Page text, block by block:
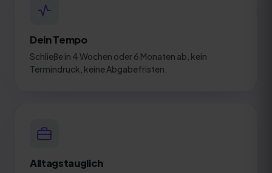
Dein Tempo
Schließe in 4 Wochen oder 6 Monaten ab, kein
Termindruck, keine Abgabefristen.
Alltagstauglich